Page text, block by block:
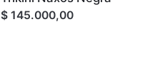
$ 145.000,00